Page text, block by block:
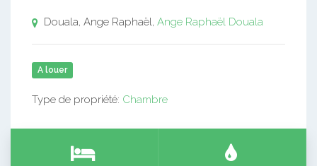
Douala, Ange Raphaël, Ange Raphaël Douala
A louer
Type de propriété: Chambre